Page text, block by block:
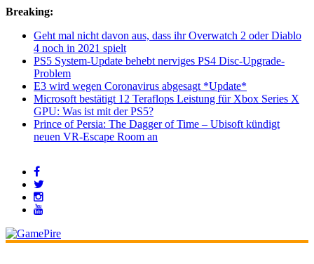
Breaking:
Geht mal nicht davon aus, dass ihr Overwatch 2 oder Diablo
4 noch in 2021 spielt
PS5 System-Update behebt nerviges PS4 Disc-Upgrade-
Problem
E3 wird wegen Coronavirus abgesagt *Update*
Microsoft bestätigt 12 Teraflops Leistung für Xbox Series X
GPU: Was ist mit der PS5?
Prince of Persia: The Dagger of Time – Ubisoft kündigt
neuen VR-Escape Room an